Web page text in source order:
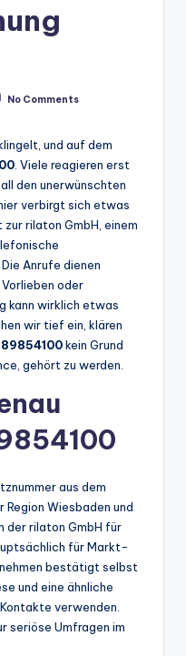
No Comments
und auf dem
. Viele reagieren erst
den unerwünschten
verbirgt sich etwas
rilaton GmbH, einem
Anrufe dienen
oder
kann wirklich etwas
wir tief ein, klären
kein Grund
gehört zu werden.
aus dem
Region Wiesbaden und
der rilaton GmbH für
für Markt-
bestätigt selbst
und eine ähnliche
verwenden.
seriöse Umfragen im